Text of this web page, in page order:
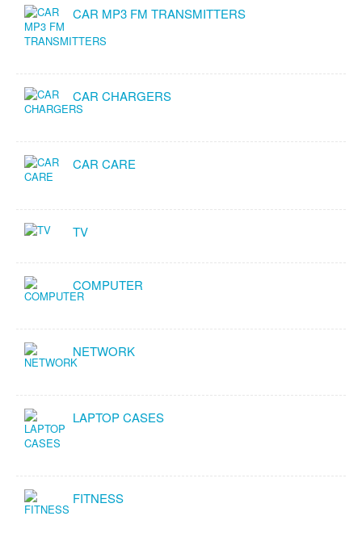
CAR MP3 FM TRANSMITTERS
CAR CHARGERS
CAR CARE
TV
COMPUTER
NETWORK
LAPTOP CASES
FITNESS